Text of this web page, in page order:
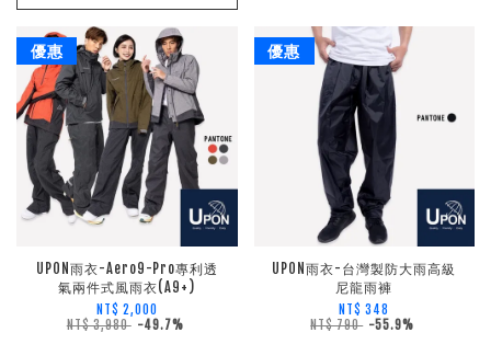
優惠
UPON雨衣-Aero9-Pro專利透
氣兩件式風雨衣(A9+)
NT$ 2,000
NT$ 3,980 -49.7%
優惠
UPON雨衣-台灣製防大雨高級
尼龍雨褲
NT$ 348
NT$ 790 -55.9%